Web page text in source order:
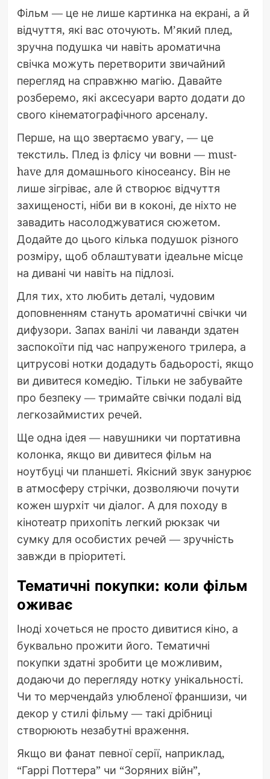
Фільм — це не лише картинка на екрані, а й
відчуття, які вас оточують. М’який плед,
зручна подушка чи навіть ароматична
свічка можуть перетворити звичайний
перегляд на справжню магію. Давайте
розберемо, які аксесуари варто додати до
свого кінематографічного арсеналу.
Перше, на що звертаємо увагу, — це
текстиль. Плед із флісу чи вовни — must-
have для домашнього кіносеансу. Він не
лише зігріває, але й створює відчуття
захищеності, ніби ви в коконі, де ніхто не
завадить насолоджуватися сюжетом.
Додайте до цього кілька подушок різного
розміру, щоб облаштувати ідеальне місце
на дивані чи навіть на підлозі.
Для тих, хто любить деталі, чудовим
доповненням стануть ароматичні свічки чи
дифузори. Запах ванілі чи лаванди здатен
заспокоїти під час напруженого трилера, а
цитрусові нотки додадуть бадьорості, якщо
ви дивитеся комедію. Тільки не забувайте
про безпеку — тримайте свічки подалі від
легкозаймистих речей.
Ще одна ідея — навушники чи портативна
колонка, якщо ви дивитеся фільм на
ноутбуці чи планшеті. Якісний звук занурює
в атмосферу стрічки, дозволяючи почути
кожен шурхіт чи діалог. А для походу в
кінотеатр прихопіть легкий рюкзак чи
сумку для особистих речей — зручність
завжди в пріоритеті.
Тематичні покупки: коли фільм
оживає
Іноді хочеться не просто дивитися кіно, а
буквально прожити його. Тематичні
покупки здатні зробити це можливим,
додаючи до перегляду нотку унікальності.
Чи то мерчендайз улюбленої франшизи, чи
декор у стилі фільму — такі дрібниці
створюють незабутні враження.
Якщо ви фанат певної серії, наприклад,
“Гаррі Поттера” чи “Зоряних війн”,